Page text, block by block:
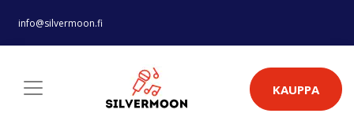
info@silvermoon.fi
KAUPPA